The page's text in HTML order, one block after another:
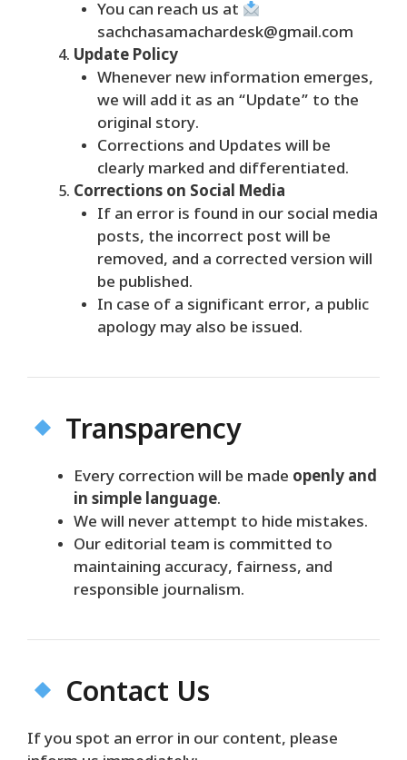
You can reach us at
sachchasamachardesk@gmail.com
Update Policy
Whenever new information emerges,
we will add it as an “Update” to the
original story.
Corrections and Updates will be
clearly marked and differentiated.
Corrections on Social Media
If an error is found in our social media
posts, the incorrect post will be
removed, and a corrected version will
be published.
In case of a significant error, a public
apology may also be issued.
Transparency
Every correction will be made openly and
in simple language.
We will never attempt to hide mistakes.
Our editorial team is committed to
maintaining accuracy, fairness, and
responsible journalism.
Contact Us
If you spot an error in our content, please